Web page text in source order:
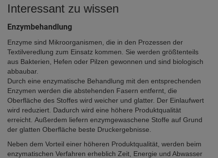
Interessant zu wissen
Enzymbehandlung
Enzyme sind Mikroorganismen, die in den Prozessen der
Textilveredlung zum Einsatz kommen. Sie werden größtenteils
aus Bakterien, Hefen oder Pilzen gewonnen und sind biologisch
abbaubar.
Durch eine enzymatische Behandlung mit den entsprechenden
Enzymen werden die abstehenden Fasern entfernt, die
Oberfläche des Stoffes wird weicher und glatter. Der Einlaufwert
wird reduziert. Dadurch wird eine höhere Produktqualität
erreicht. Außerdem liefern enzymgewaschene Stoffe auf Grund
der glatten Oberfläche beste Druckergebnisse.
Neben dem Vorteil einer höheren Produktqualität, werden beim
enzymatischen Verfahren erheblich Zeit, Energie und Abwasser